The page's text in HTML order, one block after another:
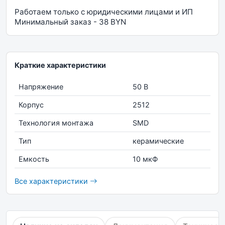
Работаем только с юридическими лицами и ИП
Минимальный заказ - 38 BYN
Краткие характеристики
Напряжение 50 В
Корпус 2512
Технология монтажа SMD
Тип керамические
Емкость 10 мкФ
Все характеристики